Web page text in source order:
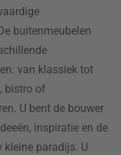
buitenmeubelen
van klassiek tot
bistro of
U bent de bouwer
inspiratie en de
paradijs. U